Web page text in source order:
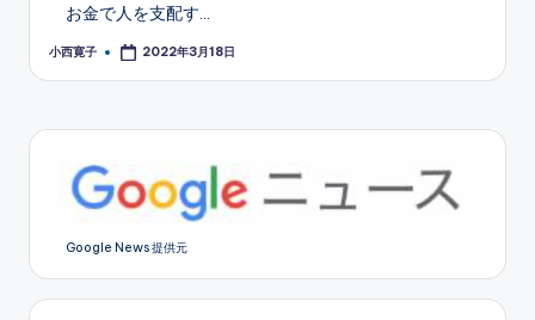
お金で人を支配す…
Posted
小西寛子 2022年3月18日
Google News 提供元